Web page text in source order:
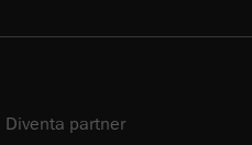
Diventa partner